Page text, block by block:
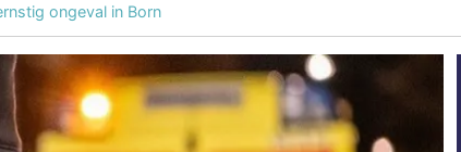
ongeval in Born